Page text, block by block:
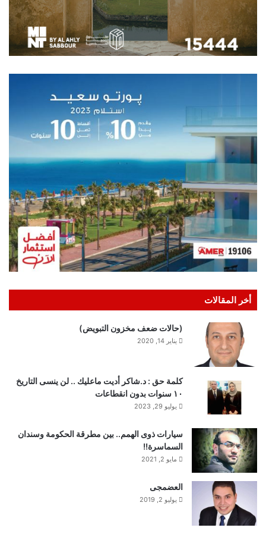
أخر المقالات
(حالات ضعف مخزون التبويض)
يناير 14, 2020
كلمة حق : د.شاكر أديت ماعليك .. لن ينسى التاريخ
١٠ سنوات بدون انقطاعات
يوليو 29, 2023
سيارات ذوى الهمم.. بين مطرقة الحكومة وسندان
السماسرة!!
مايو 2, 2021
العضمجى
يوليو 2, 2019